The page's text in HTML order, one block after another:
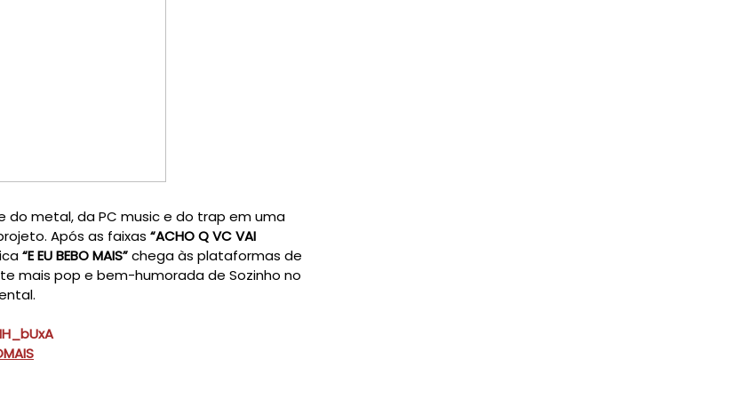
do metal, da PC music e do trap em uma
Após as faixas “ACHO Q VC VAI
“E EU BEBO MAIS” chega às plataformas de
mais pop e bem-humorada de Sozinho no